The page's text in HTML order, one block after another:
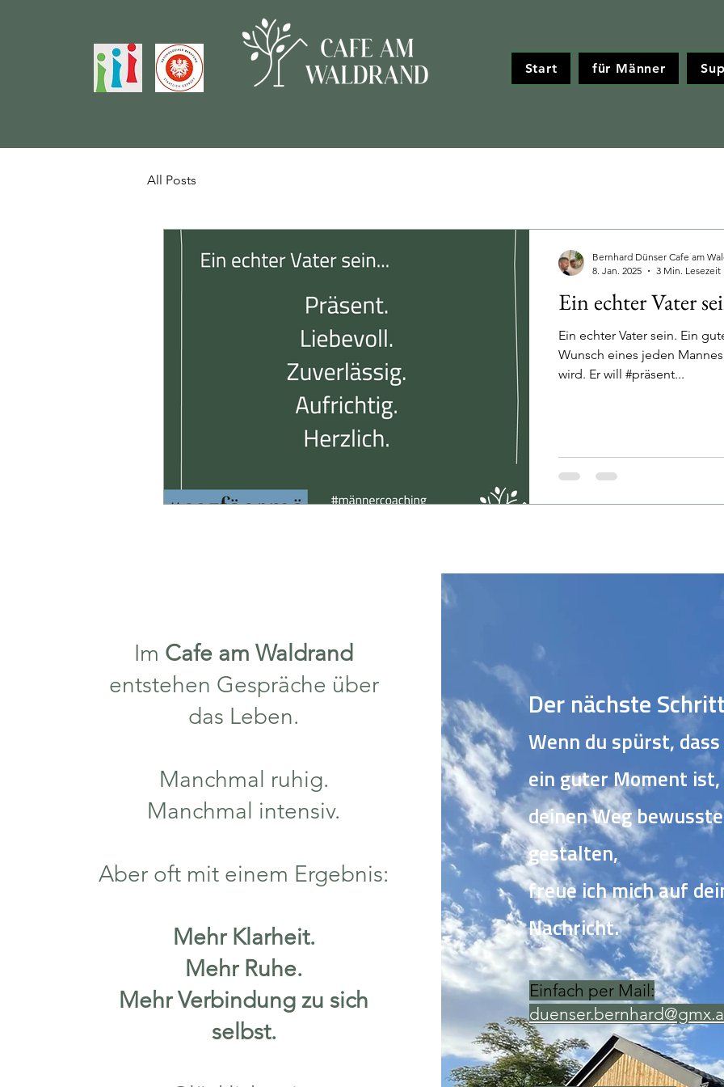
Start für Männer
All Posts
Ein echter Vater
Ein echter Vater sein. Ein
Wunsch eines jeden
wird. Er will #präsent...
Bernhard Dünser Cafe am
8. Jan. 2025
3 Min. Lesezeit
Im Cafe am Waldrand
entstehen Gespräche über
das Leben.
Manchmal ruhig.
Manchmal intensiv.
Aber oft mit einem Ergebnis:
Mehr Klarheit.
Mehr Ruhe.
Mehr Verbindung zu sich
selbst.
Der nächste
Wenn du spürst,
ein guter Moment ist,
deinen Weg
gestalten,
freue ich mich auf
Nachricht.
Einfach per Mail:​